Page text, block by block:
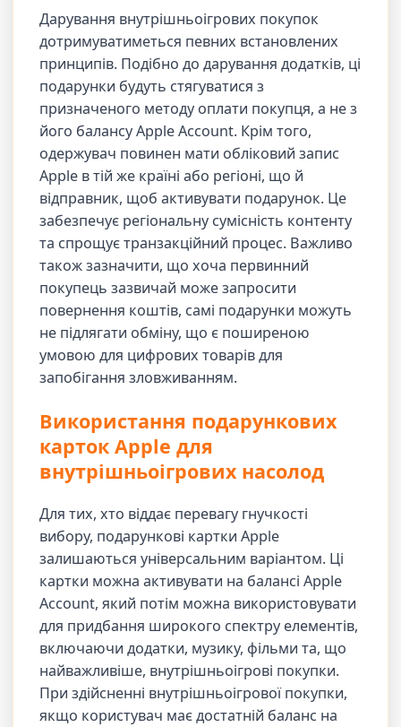
Дарування внутрішньоігрових покупок
дотримуватиметься певних встановлених
принципів. Подібно до дарування додатків, ці
подарунки будуть стягуватися з
призначеного методу оплати покупця, а не з
його балансу Apple Account. Крім того,
одержувач повинен мати обліковий запис
Apple в тій же країні або регіоні, що й
відправник, щоб активувати подарунок. Це
забезпечує регіональну сумісність контенту
та спрощує транзакційний процес. Важливо
також зазначити, що хоча первинний
покупець зазвичай може запросити
повернення коштів, самі подарунки можуть
не підлягати обміну, що є поширеною
умовою для цифрових товарів для
запобігання зловживанням.
Використання подарункових
карток Apple для
внутрішньоігрових насолод
Для тих, хто віддає перевагу гнучкості
вибору, подарункові картки Apple
залишаються універсальним варіантом. Ці
картки можна активувати на балансі Apple
Account, який потім можна використовувати
для придбання широкого спектру елементів,
включаючи додатки, музику, фільми та, що
найважливіше, внутрішньоігрові покупки.
При здійсненні внутрішньоігрової покупки,
якщо користувач має достатній баланс на